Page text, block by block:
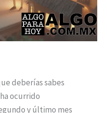
deberías sabes
ocurrido
y último mes